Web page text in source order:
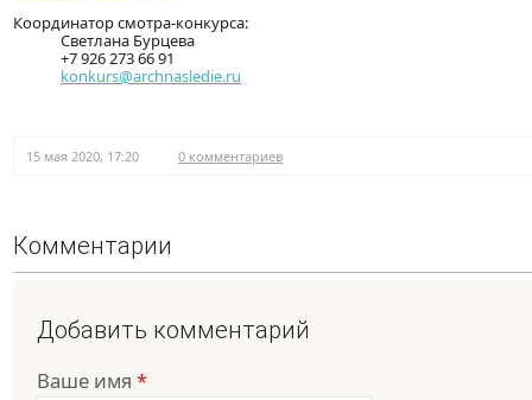
Координатор смотра-конкурса:
Светлана Бурцева
+7 926 273 66 91
konkurs@archnasledie.ru
15 мая 2020, 17:20 0 комментариев
Комментарии
Добавить комментарий
Ваше имя *